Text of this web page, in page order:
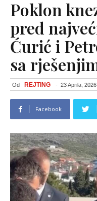
Poklon
pred
Ćurić i
sa
Od REJTING - 23 Aprila,
Facebook